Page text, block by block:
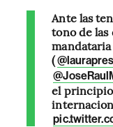
Ante las
tono de las
(
el